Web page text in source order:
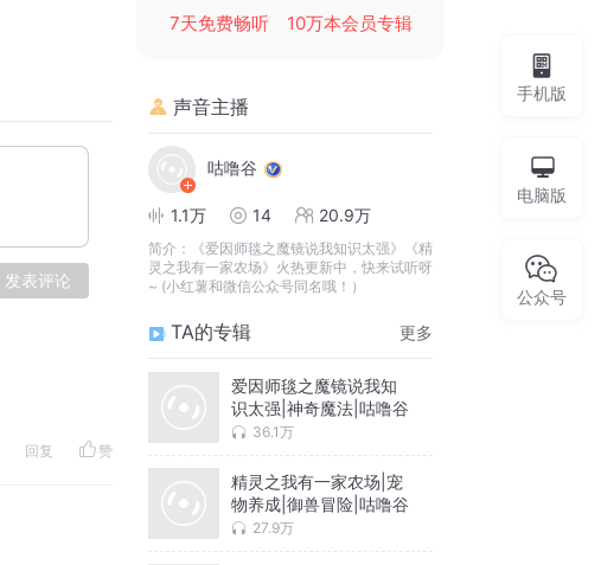
发表评论
回复 赞
7天免费畅听
10万本会员专辑
声音主播
咕噜谷
1.1万 14 20.9万
简介：
《爱因师毯之魔镜说我知识太强》《精
灵之我有一家农场》火热更新中，快来试听呀
~ (小红薯和微信公众号同名哦！）
TA的专辑 更多
爱因师毯之魔镜说我知
识太强|神奇魔法|咕噜谷
36.1万
精灵之我有一家农场|宠
物养成|御兽冒险|咕噜谷
27.9万
手机版
电脑版
公众号